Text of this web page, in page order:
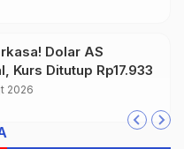
Dolar AS
Kurs Ditutup Rp17.933
2026